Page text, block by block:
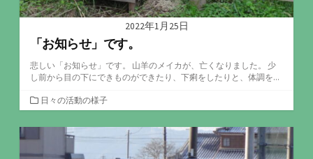
2022年1月25日
「お知らせ」です。
悲しい「お知らせ」です。 山羊のメイカが、亡くなりました。 少
し前から目の下にできものができたり、下痢をしたりと、体調を...
カ
テ
ゴ
リ
ー
日々の活動の様子